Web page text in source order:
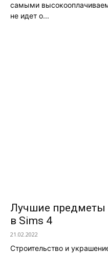
самыми
не идет о...
Лучшие предметы
в Sims 4
21.02.2022
Строительство и